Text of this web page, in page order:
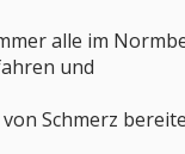
alle im
und
Schmerz